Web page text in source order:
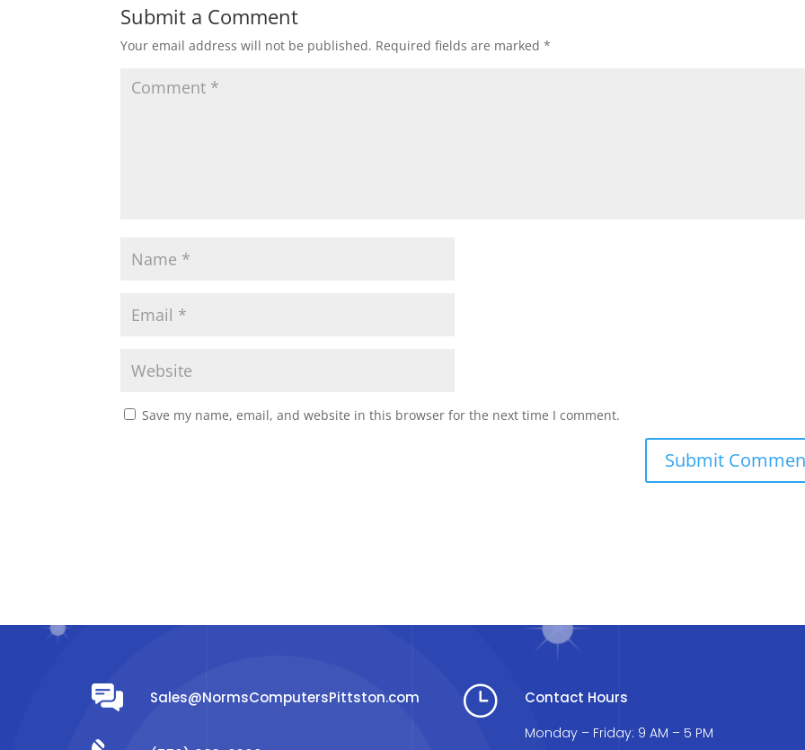
Submit a Comment
Your email address will not be published. Required fields are marked*
Save my name, email, and website in this browser for the next time I comment.
Sales@NormsComputersPittston.com } Contact Hours
Monday – Friday: 9 AM – 5 PM